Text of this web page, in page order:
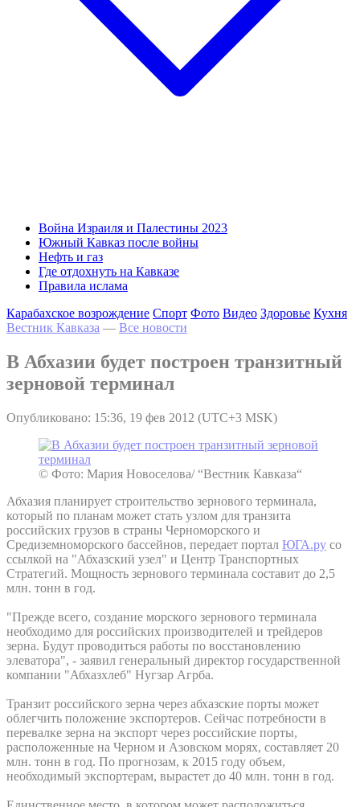
Война Израиля и Палестины 2023
Южный Кавказ после войны
Нефть и газ
Где отдохнуть на Кавказе
Правила ислама
Карабахское возрождение Спорт Фото Видео Здоровье Кухня
Вестник Кавказа — Все новости
В Абхазии будет построен транзитный
зерновой терминал
Опубликовано: 15:36, 19 фев 2012 (UTC+3 MSK)
© Фото: Мария Новоселова/ “Вестник Кавказа“
Абхазия планирует строительство зернового терминала,
который по планам может стать узлом для транзита
российских грузов в страны Черноморского и
Средиземноморского бассейнов, передает портал ЮГА.ру со
ссылкой на "Абхазский узел" и Центр Транспортных
Стратегий. Мощность зернового терминала составит до 2,5
млн. тонн в год.
"Прежде всего, создание морского зернового терминала
необходимо для российских производителей и трейдеров
зерна. Будут проводиться работы по восстановлению
элеватора", - заявил генеральный директор государственной
компании "Абхазхлеб" Нугзар Агрба.
Транзит российского зерна через абхазские порты может
облегчить положение экспортеров. Сейчас потребности в
перевалке зерна на экспорт через российские порты,
расположенные на Черном и Азовском морях, составляет 20
млн. тонн в год. По прогнозам, к 2015 году объем,
необходимый экспортерам, вырастет до 40 млн. тонн в год.